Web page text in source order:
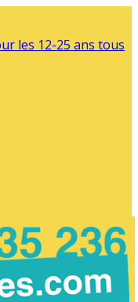
les 12-25 ans tous